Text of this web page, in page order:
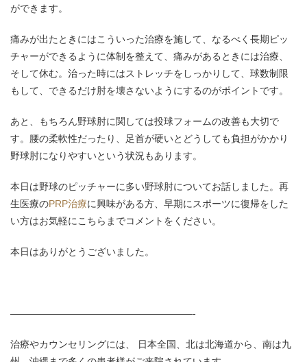
ができます。
痛みが出たときにはこういった治療を施して、なるべく長期ピッ
チャーができるように体制を整えて、痛みがあるときには治療、
そして休む。治った時にはストレッチをしっかりして、球数制限
もして、できるだけ肘を壊さないようにするのがポイントです。
あと、もちろん野球肘に関しては投球フォームの改善も大切で
す。腰の柔軟性だったり、足首が硬いとどうしても負担がかかり
野球肘になりやすいという状況もあります。
本日は野球のピッチャーに多い野球肘についてお話しました。再
生医療のPRP治療に興味がある方、早期にスポーツに復帰をした
い方はお気軽にこちらまでコメントをください。
本日はありがとうございました。
———————————————————-
治療やカウンセリングには、 日本全国、北は北海道から、南は九